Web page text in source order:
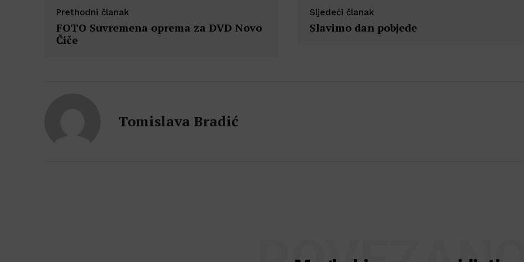
Prethodni članak
FOTO Suvremena oprema za DVD Novo
Čiče
Sljedeći članak
Slavimo dan pobjede
Tomislava Bradić